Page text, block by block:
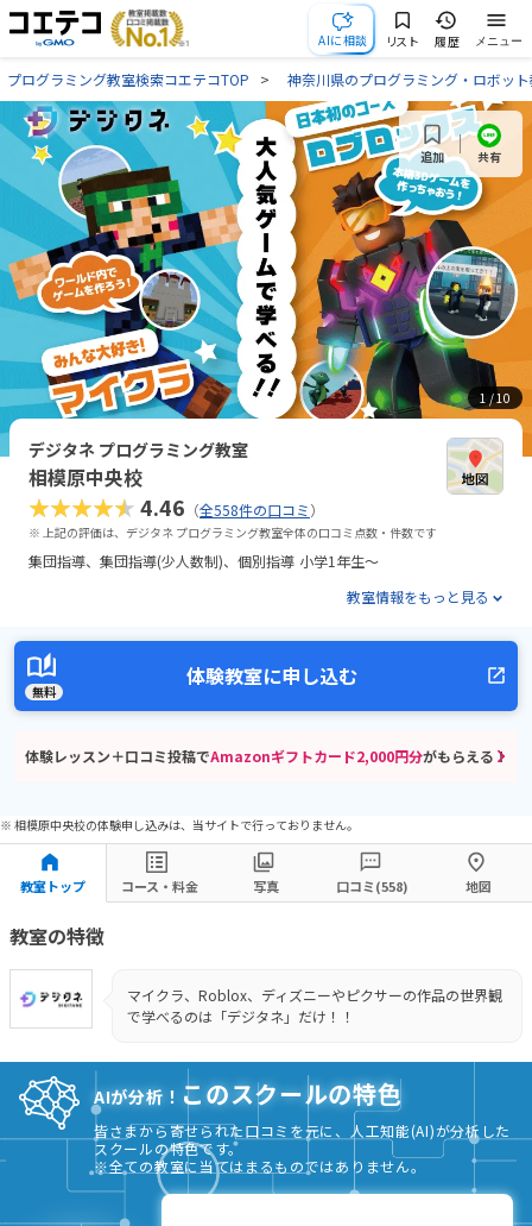
AIに相談 リスト 履歴 メニュー
プログラミング教室検索コエテコTOP 神奈川県のプログラミング・ロボッ
1 / 10
追加 共有
デジタネ プログラミング教室
相模原中央校
★★★★★4.46 （全558件の口コミ）
※ 上記の評価は、デジタネ プログラミング教室全体の口コミ点数・件数です
集団指導 集団指導(少人数制) 個別指導 小学1年生～
教室情報をもっと見る
無料
体験教室に申し込む
体験レッスン＋口コミ投稿でAmazonギフトカード2,000円分がもらえる！
※ 相模原中央校の体験申し込みは、当サイトで行っておりません。
教室トップ コース・料金 写真 口コミ(558) 地図
教室の特徴
マイクラ、Roblox、ディズニーやピクサーの作品の世界観
で学べるのは「デジタネ」だけ！！
AIが分析！ このスクールの特色
皆さまから寄せられた口コミを元に、人工知能(AI)が分析した
スクールの特色です。
※全ての教室に当てはまるものではありません。